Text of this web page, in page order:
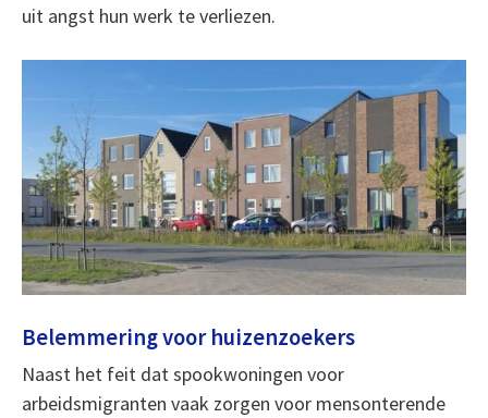
uit angst hun werk te verliezen.
Belemmering voor huizenzoekers
Naast het feit dat spookwoningen voor
arbeidsmigranten vaak zorgen voor mensonterende